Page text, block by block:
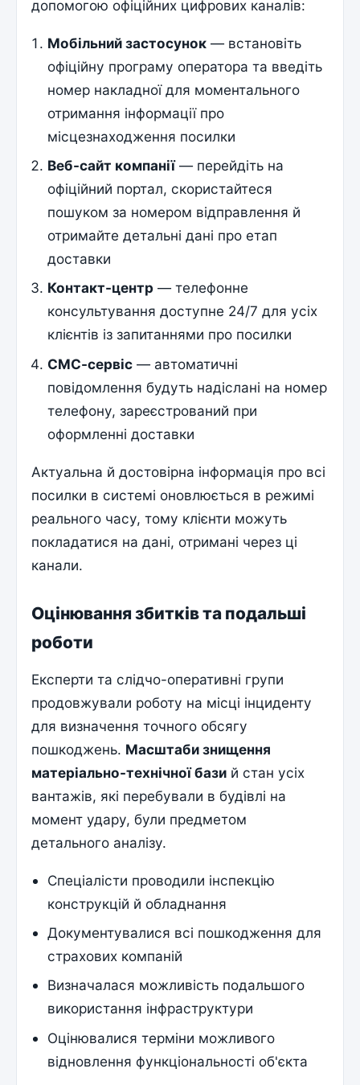
допомогою офіційних цифрових каналів:
Мобільний застосунок — встановіть
офіційну програму оператора та введіть
номер накладної для моментального
отримання інформації про
місцезнаходження посилки
Веб-сайт компанії— перейдіть на
офіційний портал, скористайтеся
пошуком за номером відправлення й
отримайте детальні дані про етап
доставки
Контакт-центр — телефонне
консультування доступне 24/7 для усіх
клієнтів із запитаннями про посилки
СМС-сервіс — автоматичні
повідомлення будуть надіслані на номер
телефону, зареєстрований при
оформленні доставки
Актуальна й достовірна інформація про всі
посилки в системі оновлюється в режимі
реального часу, тому клієнти можуть
покладатися на дані, отримані через ці
канали.
Оцінювання збитків та подальші
роботи
Експерти та слідчо-оперативні групи
продовжували роботу на місці інциденту
для визначення точного обсягу
пошкоджень. Масштаби знищення
матеріально-технічної бази й стан усіх
вантажів, які перебували в будівлі на
момент удару, були предметом
детального аналізу.
Спеціалісти проводили інспекцію
конструкцій й обладнання
Документувалися всі пошкодження для
страхових компаній
Визначалася можливість подальшого
використання інфраструктури
Оцінювалися терміни можливого
відновлення функціональності об'єкта